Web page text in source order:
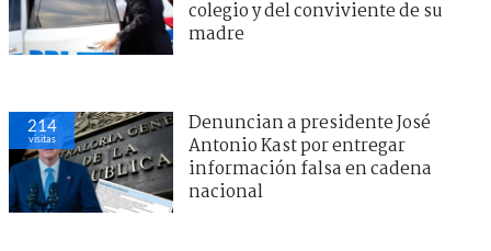
colegio y del conviviente de su
madre
214
visitas
Denuncian a presidente José
Antonio Kast por entregar
información falsa en cadena
nacional